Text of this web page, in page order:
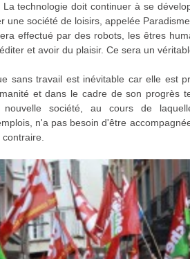
technologie doit continuer à se
une société de loisirs, appelée
effectué par des robots, les êtres
et avoir du plaisir. Ce sera un
sans travail est inévitable car elle est
et dans le cadre de son progrès
société, au cours de
n'a pas besoin d'être